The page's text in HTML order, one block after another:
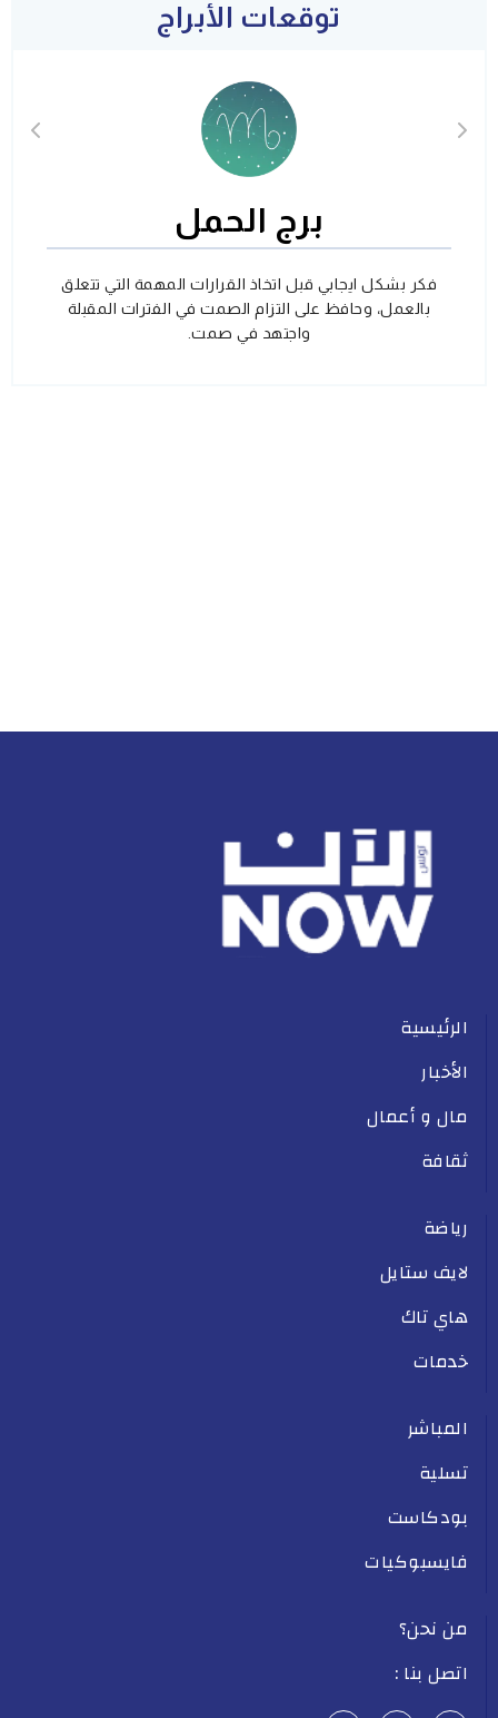
توقعات الأبراج
برج الحمل
فكر بشكل ايجابي قبل اتخاذ القرارات المهمة التي تتعلق
بالعمل، وحافظ على التزام الصمت في الفترات المقبلة
واجتهد في صمت.
الرئيسية
الأخبار
مال و أعمال
ثقافة
رياضة
لايف ستايل
هاي تاك
خدمات
المباشر
تسلية
بودكاست
فايسبوكيات
من نحن؟
اتصل بنا :